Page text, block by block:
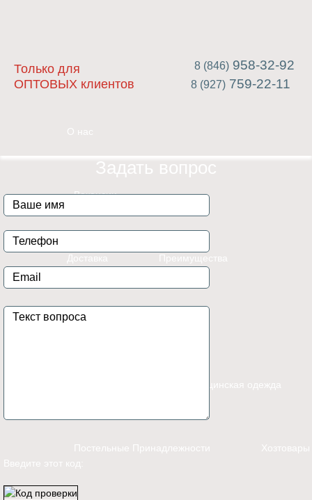
Только для
ОПТОВЫХ клиентов
8 (846) 958-32-92
8 (927) 759-22-11
О нас
Вакансии
Доставка Преимущества
Каталог
Медицинская одежда
Постельные Принадлежности Хозтовары
Задать вопрос
Введите этот код: